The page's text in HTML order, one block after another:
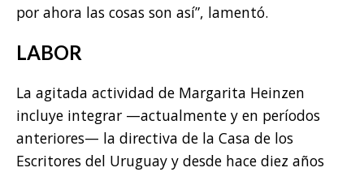
por ahora las cosas son así”, lamentó.
LABOR
La agitada actividad de Margarita Heinzen
incluye integrar —actualmente y en períodos
anteriores— la directiva de la Casa de los
Escritores del Uruguay y desde hace diez años